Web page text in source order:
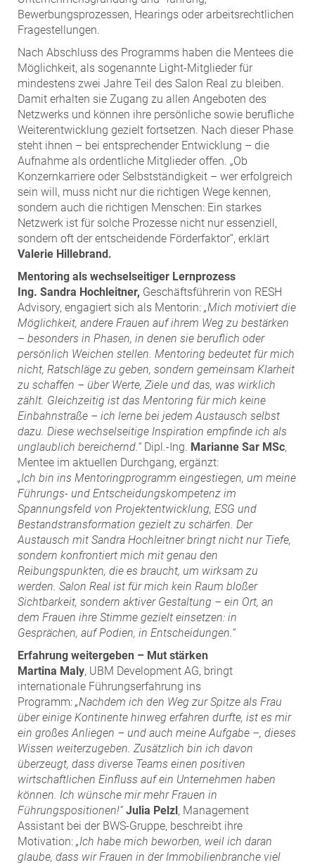
Bewerbungsprozessen, Hearings oder arbeitsrechtlichen
Fragestellungen.
Nach Abschluss des Programms haben die Mentees die
Möglichkeit, als sogenannte Light-Mitglieder für
mindestens zwei Jahre Teil des Salon Real zu bleiben.
Damit erhalten sie Zugang zu allen Angeboten des
Netzwerks und können ihre persönliche sowie berufliche
Weiterentwicklung gezielt fortsetzen. Nach dieser Phase
steht ihnen – bei entsprechender Entwicklung – die
Aufnahme als ordentliche Mitglieder offen. „Ob
Konzernkarriere oder Selbstständigkeit – wer erfolgreich
sein will, muss nicht nur die richtigen Wege kennen,
sondern auch die richtigen Menschen: Ein starkes
Netzwerk ist für solche Prozesse nicht nur essenziell,
sondern oft der entscheidende Förderfaktor“, erklärt
Valerie Hillebrand.
Mentoring als wechselseitiger Lernprozess
Ing. Sandra Hochleitner, Geschäftsführerin von RESH
Advisory, engagiert sich als Mentorin: „Mich motiviert die
Möglichkeit, andere Frauen auf ihrem Weg zu bestärken
– besonders in Phasen, in denen sie beruflich oder
persönlich Weichen stellen. Mentoring bedeutet für mich
nicht, Ratschläge zu geben, sondern gemeinsam Klarheit
zu schaffen – über Werte, Ziele und das, was wirklich
zählt. Gleichzeitig ist das Mentoring für mich keine
Einbahnstraße – ich lerne bei jedem Austausch selbst
dazu. Diese wechselseitige Inspiration empfinde ich als
unglaublich bereichernd.“ Dipl.-Ing. Marianne Sar MSc,
Mentee im aktuellen Durchgang, ergänzt:
„Ich bin ins Mentoringprogramm eingestiegen, um meine
Führungs- und Entscheidungskompetenz im
Spannungsfeld von Projektentwicklung, ESG und
Bestandstransformation gezielt zu schärfen. Der
Austausch mit Sandra Hochleitner bringt nicht nur Tiefe,
sondern konfrontiert mich mit genau den
Reibungspunkten, die es braucht, um wirksam zu
werden. Salon Real ist für mich kein Raum bloßer
Sichtbarkeit, sondern aktiver Gestaltung – ein Ort, an
dem Frauen ihre Stimme gezielt einsetzen: in
Gesprächen, auf Podien, in Entscheidungen.“
Erfahrung weitergeben – Mut stärken
Martina Maly, UBM Development AG, bringt
internationale Führungserfahrung ins
Programm: „Nachdem ich den Weg zur Spitze als Frau
über einige Kontinente hinweg erfahren durfte, ist es mir
ein großes Anliegen – und auch meine Aufgabe –, dieses
Wissen weiterzugeben. Zusätzlich bin ich davon
überzeugt, dass diverse Teams einen positiven
wirtschaftlichen Einfluss auf ein Unternehmen haben
können. Ich wünsche mir mehr Frauen in
Führungspositionen!“Julia Pelzl , Management
Assistant bei der BWS-Gruppe, beschreibt ihre
Motivation: „Ich habe mich beworben, weil ich daran
glaube, dass wir Frauen in der Immobilienbranche viel